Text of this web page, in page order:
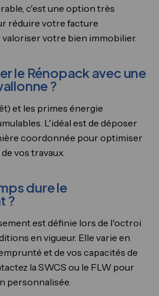
c'est une option très
réduire votre facture
votre bien immobilier.
le Rénopack avec une
?
et les primes énergie
L'idéal est de déposer
coordonnée pour optimiser
vos travaux.
dure le
?
est définie lors de l'octroi
en vigueur. Elle varie en
et de vos capacités de
la SWCS ou le FLW pour
personnalisée.